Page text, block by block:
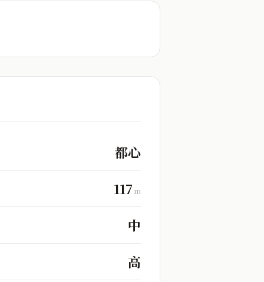
都心
117 m
中
高